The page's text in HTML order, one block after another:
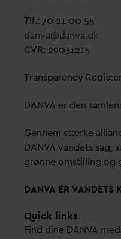
Tlf.: 70 21 00 55
danva@danva.dk
CVR: 29031215
Transparency
DANVA er den
Gennem stærke
DANVA vandets sag,
grønne omstilling og
DANVA ERVANDETS
Quick links
Find dine DANVA med